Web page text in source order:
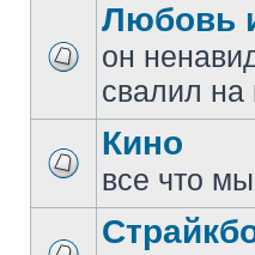
Любовь
он
свалил на
Кино
все что